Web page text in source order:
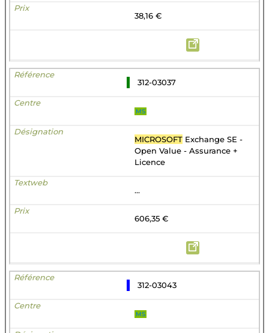
38,16 €
312-03037
MS
MICROSOFT Exchange SE -
Open Value - Assurance +
Licence
...
606,35 €
312-03043
MS